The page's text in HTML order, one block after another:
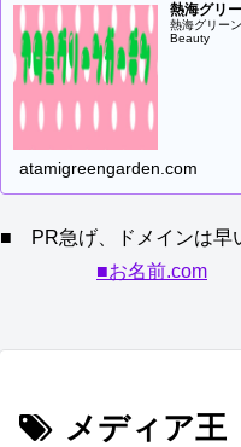
熱海グリ
熱海グリー
Beauty
atamigreengarden.com
■ PR急げ、ドメインは早
■お名前.com
メディア王